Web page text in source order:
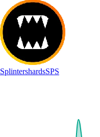
SplintershardsSPS